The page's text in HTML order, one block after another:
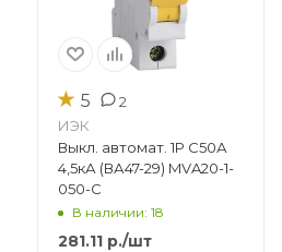
★ 5 2
ИЭК
Выкл. автомат. 1Р С50А
4,5кА (ВА47-29) MVA20-1-
050-C
В наличии: 18
281.11р./шт